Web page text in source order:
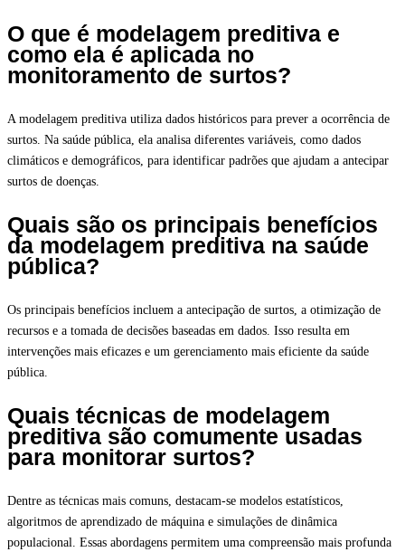
O que é modelagem preditiva e
como ela é aplicada no
monitoramento de surtos?
A modelagem preditiva utiliza dados históricos para prever a ocorrência de
surtos. Na saúde pública, ela analisa diferentes variáveis, como dados
climáticos e demográficos, para identificar padrões que ajudam a antecipar
surtos de doenças.
Quais são os principais benefícios
da modelagem preditiva na saúde
pública?
Os principais benefícios incluem a antecipação de surtos, a otimização de
recursos e a tomada de decisões baseadas em dados. Isso resulta em
intervenções mais eficazes e um gerenciamento mais eficiente da saúde
pública.
Quais técnicas de modelagem
preditiva são comumente usadas
para monitorar surtos?
Dentre as técnicas mais comuns, destacam-se modelos estatísticos,
algoritmos de aprendizado de máquina e simulações de dinâmica
populacional. Essas abordagens permitem uma compreensão mais profunda